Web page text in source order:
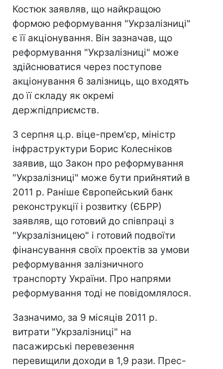
Костюк заявляв, що найкращою
формою реформування "Укрзалізниці"
є її акціонування. Він зазначав, що
реформування "Укрзалізниці" може
здійснюватися через поступове
акціонування 6 залізниць, що входять
до її складу як окремі
держпідприємств.
3 серпня ц.р. віце-прем'єр, міністр
інфраструктури Борис Колесніков
заявив, що Закон про реформування
"Укрзалізниці" може бути прийнятий в
2011 р. Раніше Європейський банк
реконструкції і розвитку (ЄБРР)
заявляв, що готовий до співпраці з
"Укрзалізницею" і готовий подвоїти
фінансування своїх проектів за умови
реформування залізничного
транспорту України. Про напрями
реформування тоді не повідомлялося.
Зазначимо, за 9 місяців 2011 р.
витрати "Укрзалізниці" на
пасажирські перевезення
перевищили доходи в 1,9 рази. Прес-